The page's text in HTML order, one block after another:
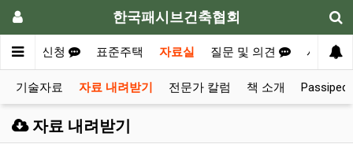
한국패시브건축협회
신청 표준주택 자료실 질문 및 의견 사례집
기술자료 자료 내려받기 전문가 칼럼 책 소개
자료 내려받기